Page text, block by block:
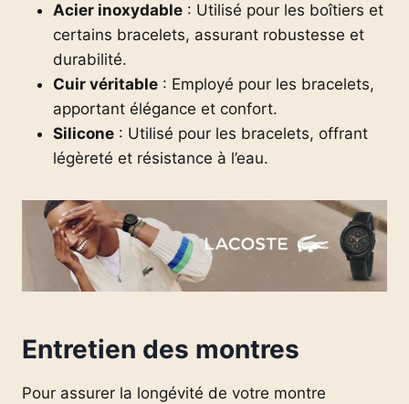
Acier inoxydable : Utilisé pour les boîtiers et
certains bracelets, assurant robustesse et
durabilité.
Cuir véritable : Employé pour les bracelets,
apportant élégance et confort.
Silicone : Utilisé pour les bracelets, offrant
légèreté et résistance à l’eau.
Entretien des montres
Pour assurer la longévité de votre montre